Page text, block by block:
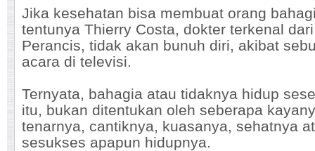
Jika kesehatan bisa membuat orang
tentunya Thierry Costa, dokter terkenal dari
Perancis, tidak akan bunuh diri, akibat
acara di televisi.
Ternyata, bahagia atau tidaknya hidup
itu, bukan ditentukan oleh seberapa
tenarnya, cantiknya, kuasanya, sehatnya
sesukses apapun hidupnya.